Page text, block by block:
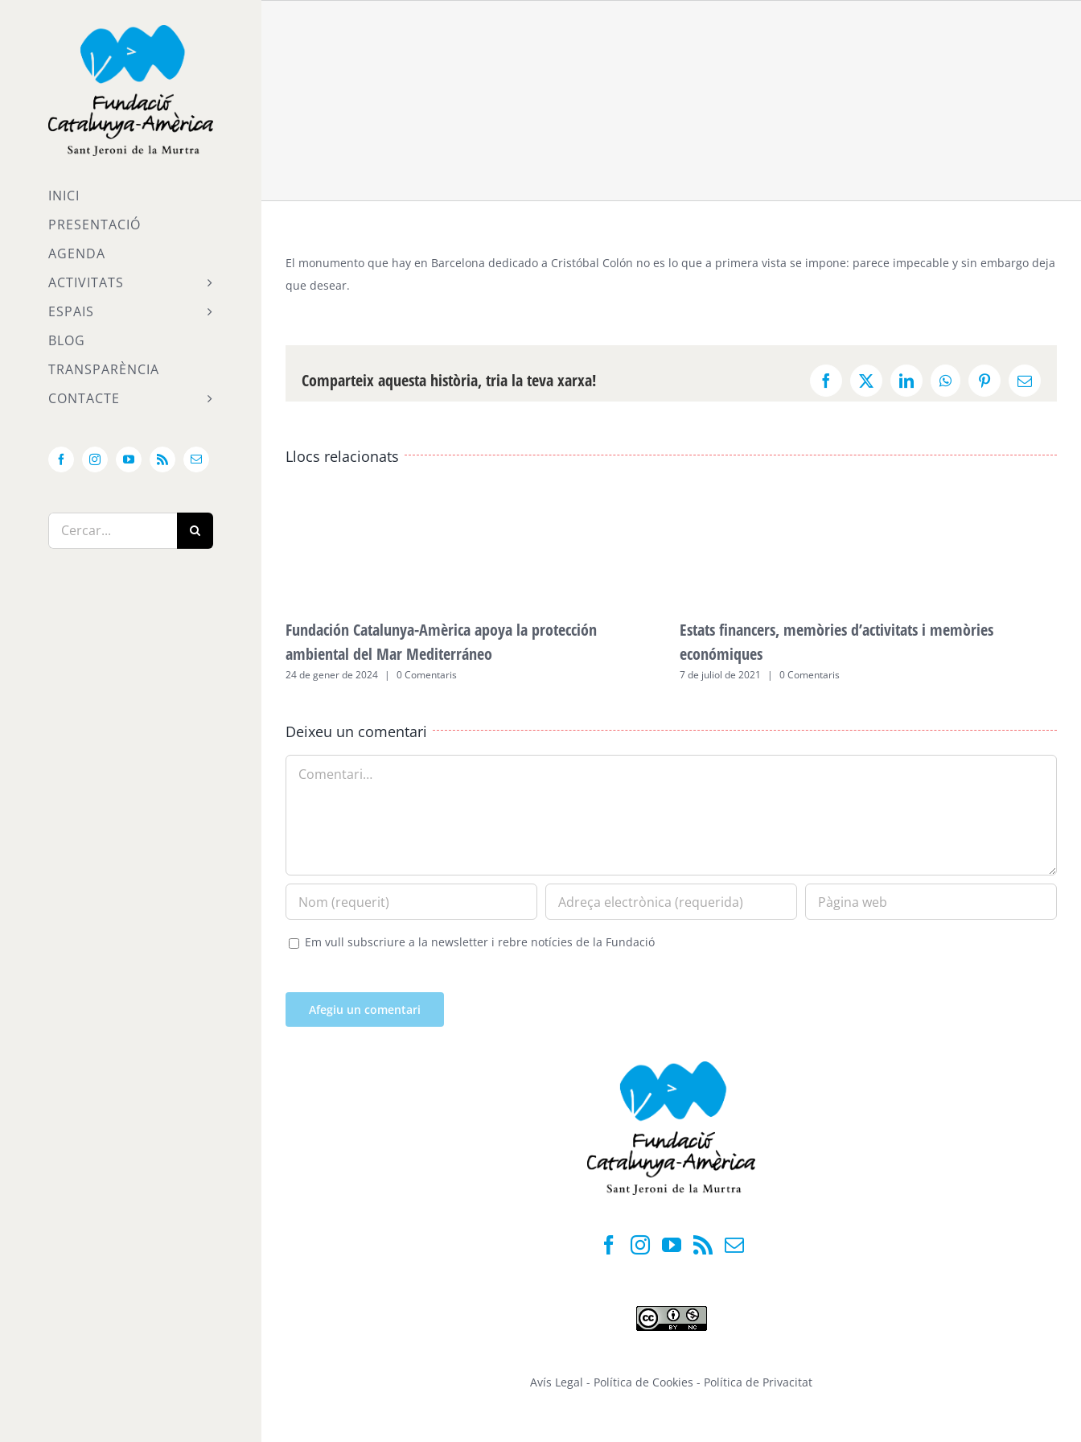
INICI
PRESENTACIÓ
AGENDA
ACTIVITATS
ESPAIS
BLOG
TRANSPARÈNCIA
CONTACTE
FacebookInstagramYouTube
Rss Email:
Cerca
…
El monumento que hay en Barcelona dedicado a Cristóbal Colón no es lo que a primera vista se impone: parece impecable y sin embargo deja
que desear.
Comparteix aquesta història, tria la teva xarxa! Facebook
X LinkedInWhatsAppPinterestEmail:
Llocs relacionats
Fundación Catalunya-Amèrica apoya la protección
ambiental del Mar Mediterráneo
24 de gener de 2024 | 0 Comentaris
Estats financers, memòries d’activitats i memòries
económiques
7 de juliol de 2021 | 0 Comentaris
Deixeu un comentari
Em vull subscriure a la newsletter i rebre notícies de la Fundació
Avís Legal - Política de Cookies - Política de Privacitat